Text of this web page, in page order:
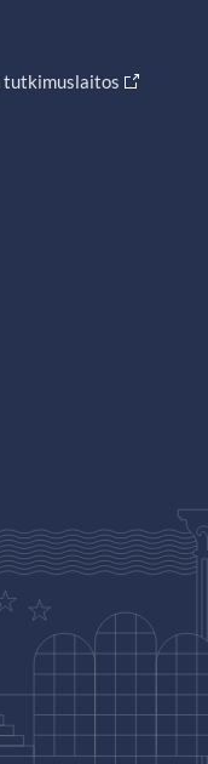
tutkimuslaitos